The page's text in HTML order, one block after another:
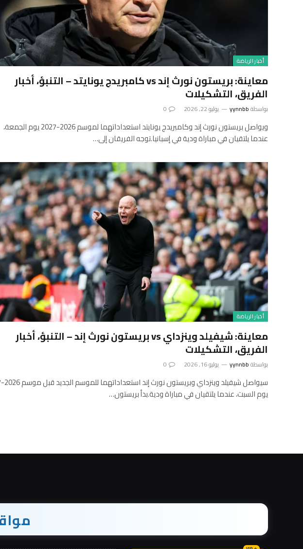
أخبار الرياضة
معاينة: بريستون نورث إند vs كامبريدج يونايتد – التنبؤ، أخبار
الفريق، التشكيلات
بواسطةyynnbb يوليو 22, 2026 0
ويواصل بريستون نورث إند وكامبريدج يونايتد استعداداتهما لموسم 2026-2027 يوم الجمعة،
عندما يلتقيان في مباراة ودية في إسبانيا.توجه الفريقان إلى…
أخبار الرياضة
معاينة: شيفيلد وينزداي vs بريستون نورث إند – التنبؤ، أخبار
الفريق، التشكيلات
بواسطةyynnbb يوليو 16, 2026 0
يوم السبت، عندما يلتقيان في مباراة ودية.بدأ بريستون…